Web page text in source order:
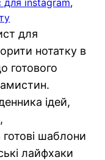
для
нотатку в
готового
ідей,
шаблони
лайфхаки